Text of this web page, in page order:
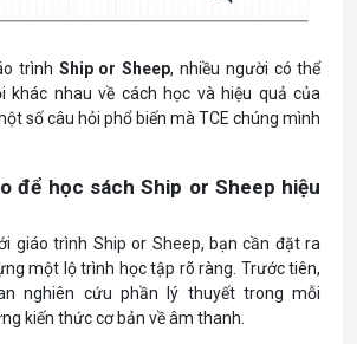
trình Ship or Sheep, nhiều người có thể
khác nhau về cách học và hiệu quả của
số câu hỏi phổ biến mà TCE chúng mình
để học sách Ship or Sheep hiệu
giáo trình Ship or Sheep, bạn cần đặt ra
một lộ trình học tập rõ ràng. Trước tiên,
nghiên cứu phần lý thuyết trong mỗi
kiến thức cơ bản về âm thanh.